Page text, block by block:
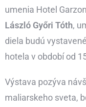
umenia Hotel
László Győri Tóth,
diela budú
hotela v období od
Výstava pozýva
maliarskeho sveta,